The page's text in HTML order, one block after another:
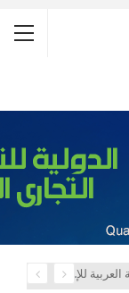
16 معلومة حول زيارة وفد الهيئة العربية للإستثمار والإنماء الزراعي إلي السعودية